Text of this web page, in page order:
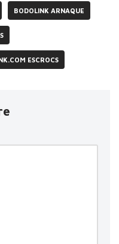
BODOLINK ARNAQUE
ESCROCS